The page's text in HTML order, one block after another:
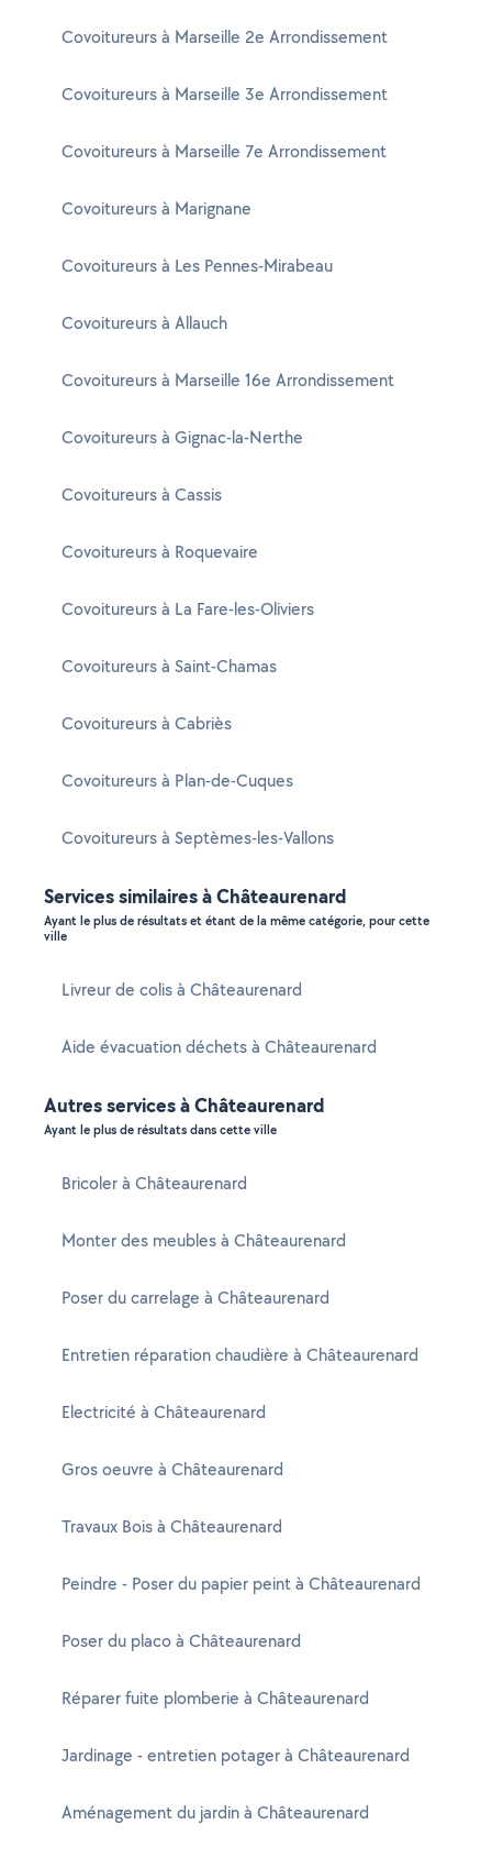
Covoitureurs à Marseille 2e Arrondissement
Covoitureurs à Marseille 3e Arrondissement
Covoitureurs à Marseille 7e Arrondissement
Covoitureurs à Marignane
Covoitureurs à Les Pennes-Mirabeau
Covoitureurs à Allauch
Covoitureurs à Marseille 16e Arrondissement
Covoitureurs à Gignac-la-Nerthe
Covoitureurs à Cassis
Covoitureurs à Roquevaire
Covoitureurs à La Fare-les-Oliviers
Covoitureurs à Saint-Chamas
Covoitureurs à Cabriès
Covoitureurs à Plan-de-Cuques
Covoitureurs à Septèmes-les-Vallons
Services similaires à Châteaurenard
Ayant le plus de résultats et étant de la même catégorie, pour cette
ville
Livreur de colis à Châteaurenard
Aide évacuation déchets à Châteaurenard
Autres services à Châteaurenard
Ayant le plus de résultats dans cette ville
Bricoler à Châteaurenard
Monter des meubles à Châteaurenard
Poser du carrelage à Châteaurenard
Entretien réparation chaudière à Châteaurenard
Electricité à Châteaurenard
Gros oeuvre à Châteaurenard
Travaux Bois à Châteaurenard
Peindre - Poser du papier peint à Châteaurenard
Poser du placo à Châteaurenard
Réparer fuite plomberie à Châteaurenard
Jardinage - entretien potager à Châteaurenard
Aménagement du jardin à Châteaurenard